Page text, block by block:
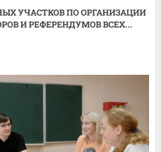
УЧАСТКОВ ПО ОРГАНИЗАЦИИ
И РЕФЕРЕНДУМОВ ВСЕХ...